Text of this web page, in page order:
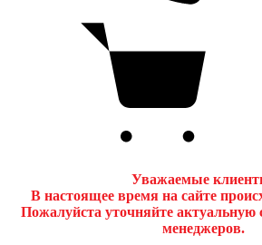
Уважаемые
В настоящее время на сайте
Пожалуйста уточняйте актуальную
менеджеров.